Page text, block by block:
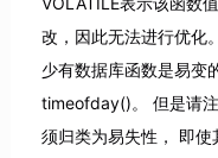
改，因此无法进行优化
少有数据库函数是易变
timeofday()。 但是请
须归类为易失性， 即